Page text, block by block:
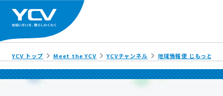
YCV トップ Meet the YCV YCVチャンネル 地域情報便 じもっと!!